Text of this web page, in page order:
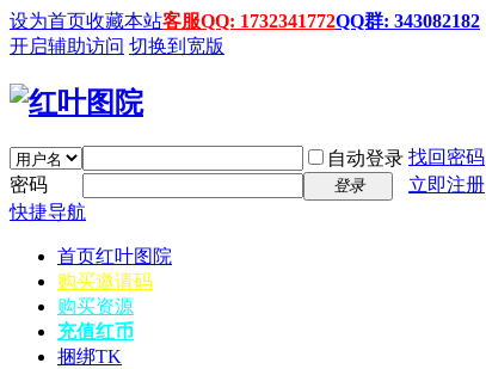
设为首页收藏本站客服QQ: 1732341772QQ群: 343082182
开启辅助访问 切换到宽版
自动登录 找回密码
密码
登录
立即注册
快捷导航
首页红叶图院
购买邀请码
购买资源
充值红币
捆绑TK